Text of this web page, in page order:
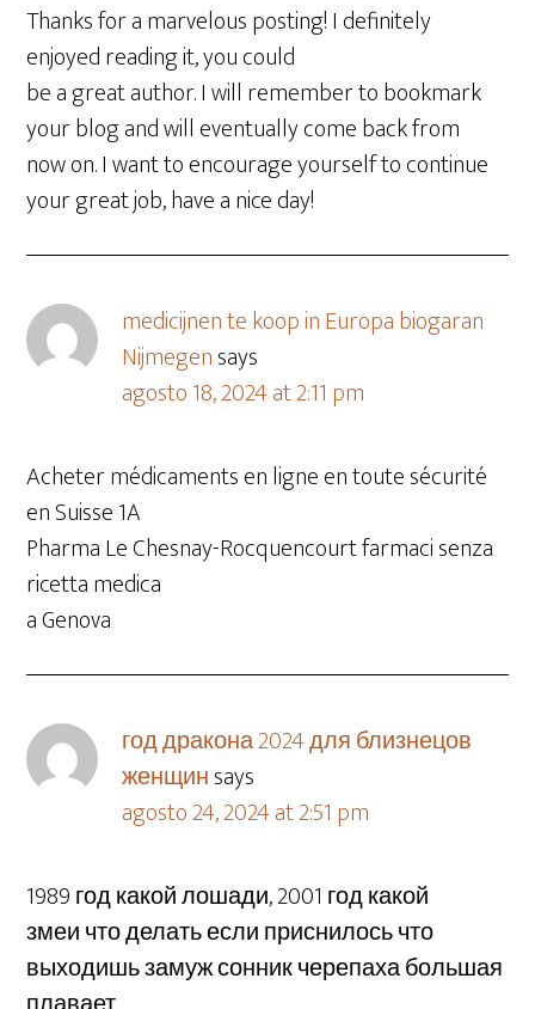
Thanks for a marvelous posting! I definitely
enjoyed reading it, you could
be a great author. I will remember to bookmark
your blog and will eventually come back from
now on. I want to encourage yourself to continue
your great job, have a nice day!
medicijnen te koop in Europa biogaran
Nijmegensays
agosto 18, 2024 at 2:11 pm
Acheter médicaments en ligne en toute sécurité
en Suisse 1A
Pharma Le Chesnay-Rocquencourt farmaci senza
ricetta medica
a Genova
год дракона 2024 для близнецов
женщинsays
agosto 24, 2024 at 2:51 pm
1989 год какой лошади, 2001 год какой
змеи что делать если приснилось что
выходишь замуж сонник черепаха большая